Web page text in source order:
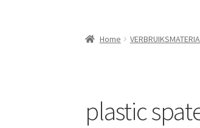
Home
plastic